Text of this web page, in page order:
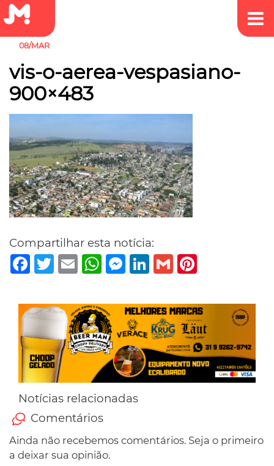
08/MAR
vis-o-aerea-vespasiano-
900×483
Compartilhar esta notícia:
Facebook
TwitterEmail WhatsAppMessenger
LinkedIn
Gmail
Notícias relacionadas
Comentários
Ainda não recebemos comentários. Seja o primeiro
a deixar sua opinião.